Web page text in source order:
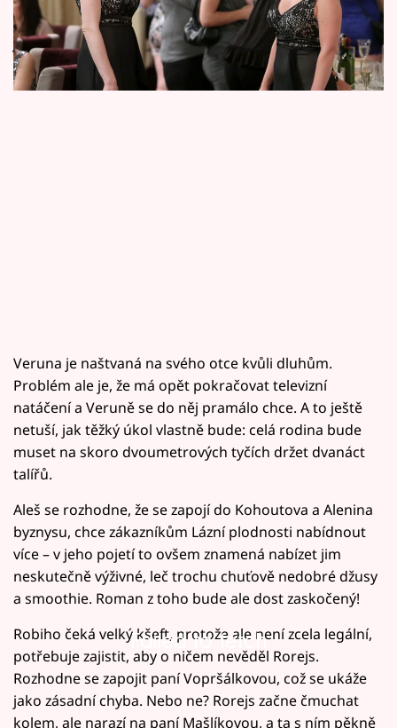
Sledujte prima+
Filmový festival Karlovy Vary
zajímalo, proč do celé situace stalker zatahuje
jménem Mikea i ji….
Veruna je naštvaná na svého otce kvůli dluhům.
Problém ale je, že má opět pokračovat televizní
natáčení a Veruně se do něj pramálo chce. A to ještě
netuší, jak těžký úkol vlastně bude: celá rodina bude
muset na skoro dvoumetrových tyčích držet dvanáct
talířů.
Aleš se rozhodne, že se zapojí do Kohoutova a Alenina
byznysu, chce zákazníkům Lázní plodnosti nabídnout
více – v jeho pojetí to ovšem znamená nabízet jim
neskutečně výživné, leč trochu chuťově nedobré džusy
a smoothie. Roman z toho bude ale dost zaskočený!
Failed to fetch
Robiho čeká velký kšeft, protože ale není zcela legální,
potřebuje zajistit, aby o ničem nevěděl Rorejs.
Rozhodne se zapojit paní Vopršálkovou, což se ukáže
jako zásadní chyba. Nebo ne? Rorejs začne čmuchat
kolem, ale narazí na paní Mašlíkovou, a ta s ním pěkně